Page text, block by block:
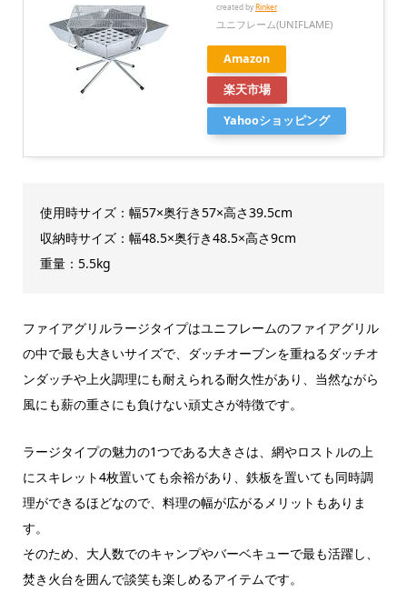
created byRinker
ユニフレーム(UNIFLAME)
Amazon
楽天市場
Yahooショッピング
使用時サイズ：幅57×奥行き57×高さ39.5cm
収納時サイズ：幅48.5×奥行き48.5×高さ9cm
重量：5.5kg
ファイアグリルラージタイプはユニフレームのファイアグリル
の中で最も大きいサイズで、ダッチオーブンを重ねるダッチオ
ンダッチや上火調理にも耐えられる耐久性があり、当然ながら
風にも薪の重さにも負けない頑丈さが特徴です。
ラージタイプの魅力の1つである大きさは、網やロストルの上
にスキレット4枚置いても余裕があり、鉄板を置いても同時調
理ができるほどなので、料理の幅が広がるメリットもありま
す。
そのため、大人数でのキャンプやバーベキューで最も活躍し、
焚き火台を囲んで談笑も楽しめるアイテムです。